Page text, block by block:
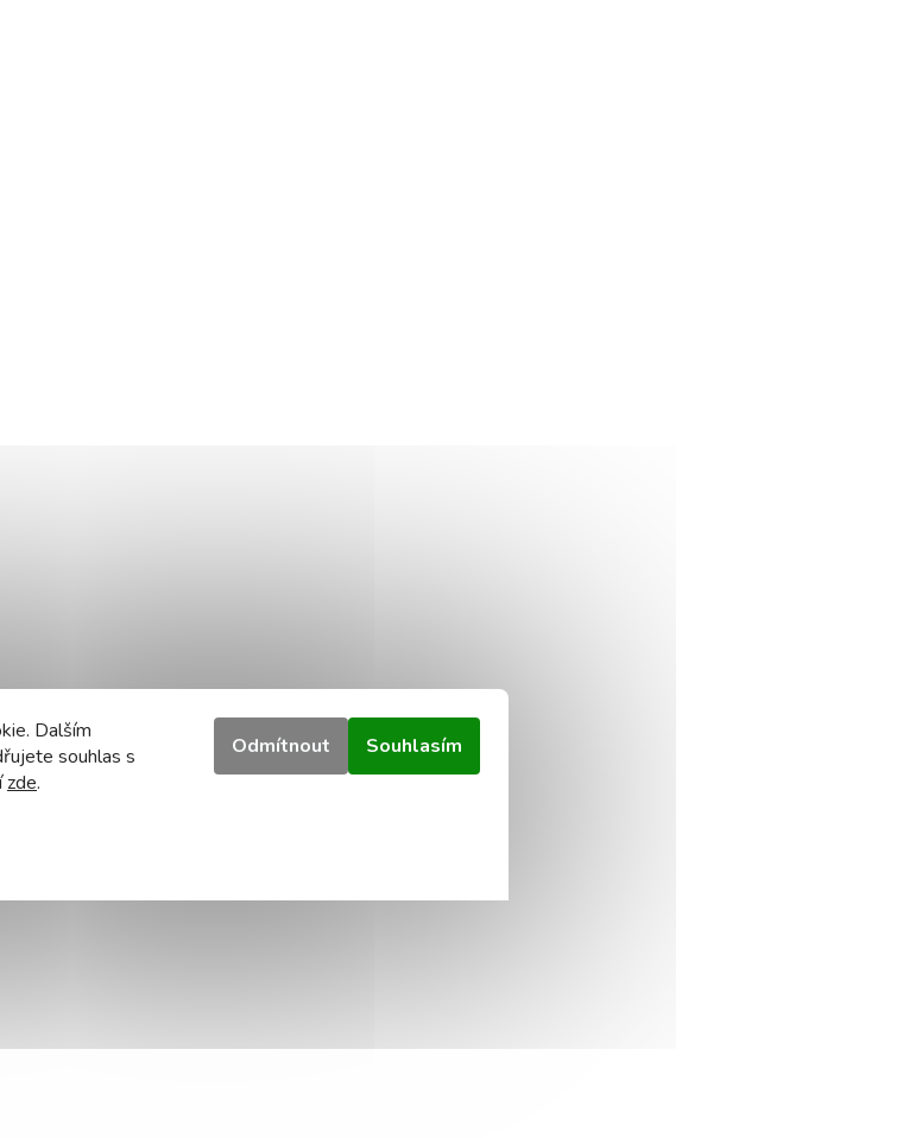
Dalším
souhlas s
zde.
Odmítnout Souhlasím